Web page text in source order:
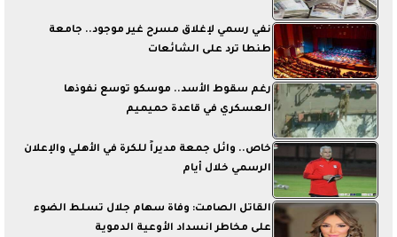
نفي رسمي لإغلاق مسرح غير موجود.. جامعة
طنطا ترد على الشائعات
رغم سقوط الأسد.. موسكو توسع نفوذها
العسكري في قاعدة حميميم
خاص.. وائل جمعة مديراً للكرة في الأهلي والإعلان
الرسمي خلال أيام
القاتل الصامت: وفاة سهام جلال تسلط الضوء
على مخاطر انسداد الأوعية الدموية